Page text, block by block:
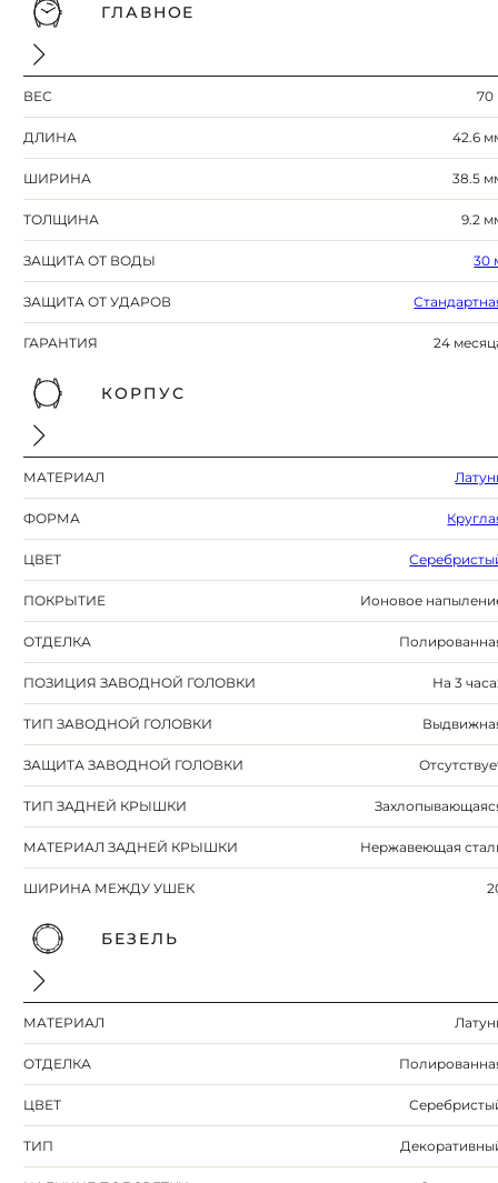
ГЛАВНОЕ
ВЕС 70
ДЛИНА 42.6
ШИРИНА 38.5
ТОЛЩИНА 9.2
ЗАЩИТА ОТ ВОДЫ 30
ЗАЩИТА ОТ УДАРОВ
ГАРАНТИЯ 24
КОРПУС
МАТЕРИАЛ
ФОРМА
ЦВЕТ
ПОКРЫТИЕ Ионовое
ОТДЕЛКА
ПОЗИЦИЯ ЗАВОДНОЙ ГОЛОВКИ На 3
ТИП ЗАВОДНОЙ ГОЛОВКИ
ЗАЩИТА ЗАВОДНОЙ ГОЛОВКИ
ТИП ЗАДНЕЙ КРЫШКИ
МАТЕРИАЛ ЗАДНЕЙ КРЫШКИ Нержавеющая
ШИРИНА МЕЖДУ УШЕК
БЕЗЕЛЬ
МАТЕРИАЛ
ОТДЕЛКА
ЦВЕТ
ТИП